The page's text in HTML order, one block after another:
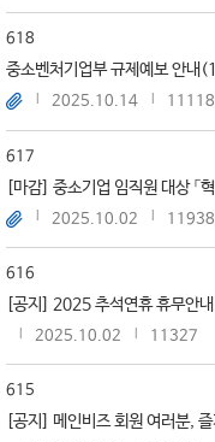
618
중소벤처기업부 규제예보 안
2025.10.14 11118
617
2025.10.02 11938
616
[공지] 2025 추석연휴 휴무
2025.10.02 11327
615
[공지] 메인비즈 회원 여러분,